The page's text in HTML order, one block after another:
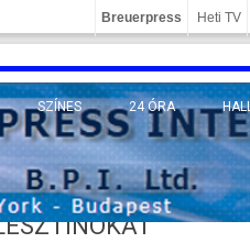
Breuerpress Heti TV
TUDOMÁNY
SZÍNES 24 ÓRA